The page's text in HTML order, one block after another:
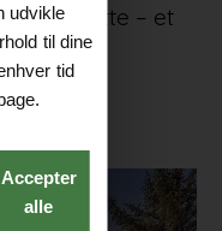
– et
af otte
udvikle
til dine
tid
Accepter
alle